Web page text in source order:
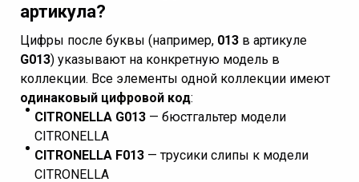
артикула?
Цифры после буквы (например, 013 в артикуле
G013) указывают на конкретную модель в
коллекции. Все элементы одной коллекции имеют
одинаковый цифровой код:
CITRONELLA G013 — бюстгальтер модели
CITRONELLA
CITRONELLA F013 — трусики слипы к модели
CITRONELLA